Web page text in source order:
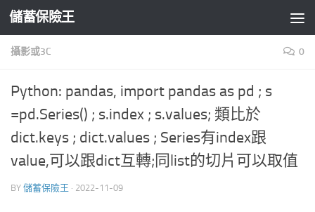
Skip to content
儲蓄保險王
攝影或3C 0
Python: pandas, import pandas as pd ; s
=pd.Series() ; s.index ; s.values; 類比於
dict.keys ; dict.values ; Series有index跟
value,可以跟dict互轉;同list的切片可以取值
BY 儲蓄保險王 · 2022-11-09